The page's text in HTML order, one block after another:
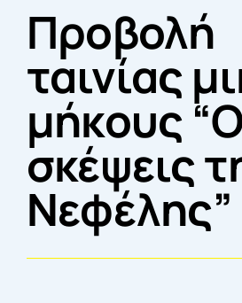
ΠΡΟΠΤΥΧΙΑΚΑ &
DIPLOMAS &
ΣΠΟΥΔΑΣΕ ΣΤΗΝ
ΕΠΙΚΟΙΝΩΝΙΑ
Προβολή
ταινίας
μήκους
σκέψεις
Νεφέλης”